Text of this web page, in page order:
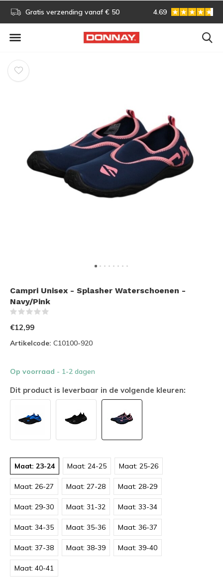
Gratis verzending vanaf € 50 Gratis omruilen
4.69
Campri Unisex - Splasher Waterschoenen -
Navy/Pink
€12,99
Artikelcode: C10100-920
Op voorraad - 1-2 dagen
Dit product is leverbaar in de volgende kleuren:
Maat: 23-24 Maat: 24-25 Maat: 25-26
Maat: 26-27 Maat: 27-28 Maat: 28-29
Maat: 29-30 Maat: 31-32 Maat: 33-34
Maat: 34-35 Maat: 35-36 Maat: 36-37
Maat: 37-38 Maat: 38-39 Maat: 39-40
Maat: 40-41